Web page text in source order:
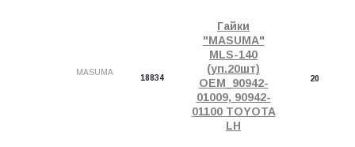
MASUMA
18834
Гайки
"MASUMA"
MLS-140
(уп.20шт)
OEM_90942-
01009, 90942-
01100 TOYOTA
LH
20